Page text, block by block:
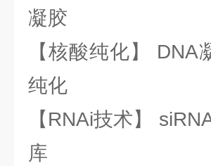
凝胶
【核酸纯化】
纯化
【RNAi技术】
库